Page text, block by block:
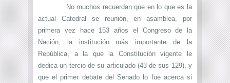
No muchos recuerdan que en lo que es la
actual Catedral se reunión, en asamblea, por
primera vez hace 153 años el Congreso de la
Nación, la institución más importante de la
República, a la que la Constitución vigente le
dedica un tercio de su articulado (43 de sus 129), y
que el primer debate del Senado lo fue acerca si